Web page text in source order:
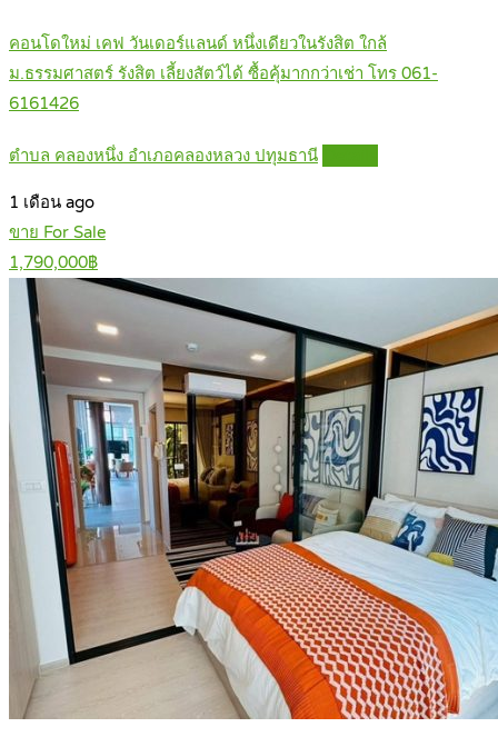
คอนโดใหม่ เคฟ วันเดอร์แลนด์ หนึ่งเดียวในรังสิต ใกล้
ม.ธรรมศาสตร์ รังสิต เลี้ยงสัตว์ได้ ซื้อคุ้มากกว่าเช่า โทร 061-
6161426
ตำบล คลองหนึ่ง อำเภอคลองหลวง ปทุมธานี
1 เดือน ago
ขาย For Sale
1,790,000฿